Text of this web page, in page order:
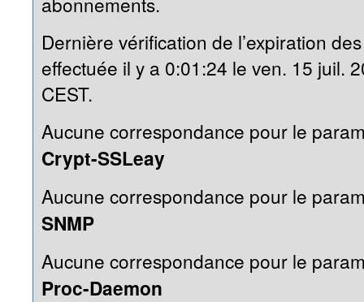
Dernière vérification de l’expiration
effectuée il y a 0:01:24 le ven. 15 juil.
CEST.
Aucune correspondance pour le
Crypt-SSLeay
Aucune correspondance pour le
SNMP
Aucune correspondance pour le
Proc-Daemon